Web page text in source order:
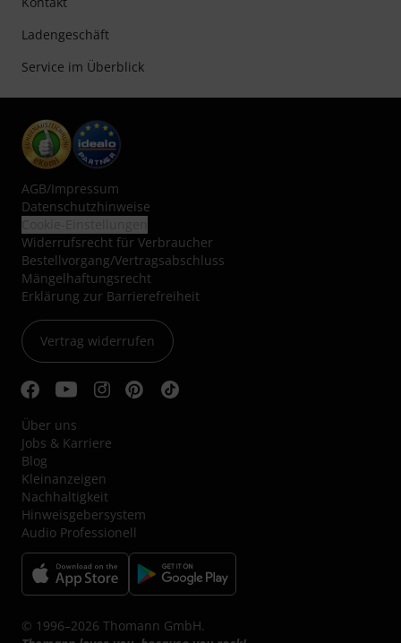
Ladengeschäft
Service im Überblick
AGB/Impressum
Datenschutzhinweise
Widerrufsrecht für Verbraucher
Bestellvorgang/Vertragsabschluss
Mängelhaftungsrecht
Erklärung zur Barrierefreiheit
Vertrag widerrufen
Über uns
Jobs & Karriere
Blog
Kleinanzeigen
Nachhaltigkeit
Hinweisgebersystem
Audio Professionell
© 1996–2026 Thomann GmbH.